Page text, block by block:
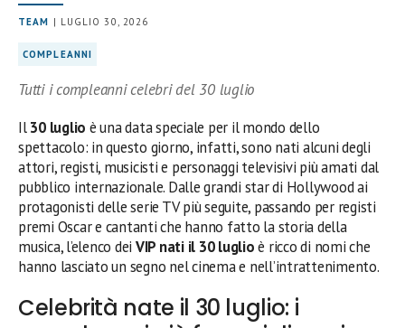
TEAM | LUGLIO 30, 2026
COMPLEANNI
Tutti i compleanni celebri del 30 luglio
Il30 luglio è una data speciale per il mondo dello
spettacolo: in questo giorno, infatti, sono nati alcuni degli
attori, registi, musicisti e personaggi televisivi più amati dal
pubblico internazionale. Dalle grandi star di Hollywood ai
protagonisti delle serie TV più seguite, passando per registi
premi Oscar e cantanti che hanno fatto la storia della
musica, l’elenco dei VIP nati il 30 luglioè ricco di nomi che
hanno lasciato un segno nel cinema e nell’intrattenimento.
Celebrità nate il 30 luglio: i